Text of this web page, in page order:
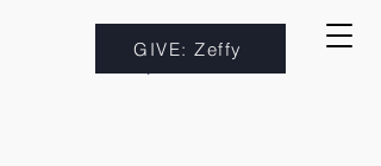
GIVE: Zeffy